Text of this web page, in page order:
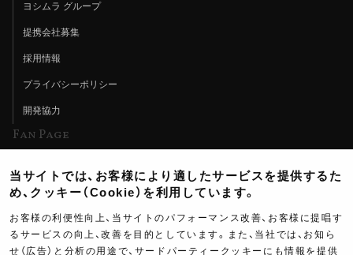
ヨシムラ グループ
提携会社募集
採用情報
プライバシーポリシー
開発協力
Fan Page
ヨシムラTV
イベント情報
イベントスケジュール
当サイトでは、お客様により適したサービスを提供するた
め、クッキー（Cookie）を利用しています。
お客様の利便性向上、当サイトのパフォーマンス改善、お客様に提唱す
るサービスの向上、改善を目的としています。また、当社では、お知ら
せ（広告）と分析の用途で、サードパーティークッキーにも情報を提供